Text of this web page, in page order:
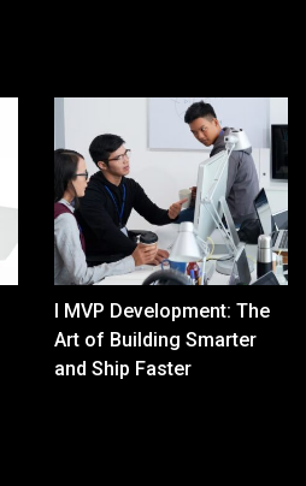
I MVP Development: The
Art of Building Smarter
and Ship Faster